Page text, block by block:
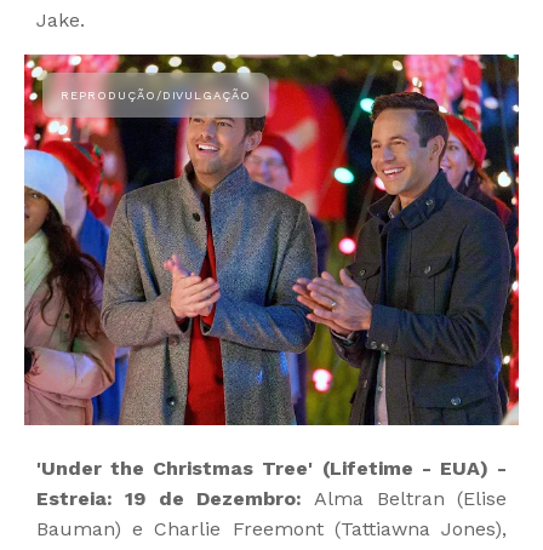
Jake.
'Under the Christmas Tree' (Lifetime - EUA) -
Estreia: 19 de Dezembro: Alma Beltran (Elise
Bauman) e Charlie Freemont (Tattiawna Jones),